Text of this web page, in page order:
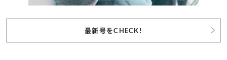
最新号をCHECK!